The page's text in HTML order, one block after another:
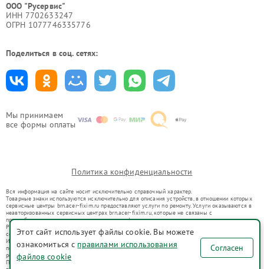
Мы принимаем
все формы оплаты
ООО "Русервис"
ИНН 7702633247
ОГРН 1077746335776
Поделиться в соц. сетях:
Политика конфиденциальности
Вся информация на сайте носит исключительно справочный характер.
Товарные знаки используются исключительно для описания устройств, в отношении которых
сервисные центры brn.acer-fixim.ru предоставляют услуги по ремонту. Услуги оказываются в
неавторизованных сервисных центрах brn.acer-fixim.ru, которые не связаны с
правообладателями товарных знаков или их официальными представителями.
Ремонт осуществляется для устройств, уже введенных в гражданский оборот в соответствии
со статьей 1487 ГК РФ.
Использование товарных знаков не преследует цели индивидуализации услуг или введения
потребителей в заблуждение, а служит для информирования о предоставляемых услугах по
ремонту техники указанных брендов.
Представленная на сайте информация не является публичной офертой, определяемой
Этот сайт использует файлы cookie. Вы можете
ознакомиться с правилами использования
файлов cookie
Согласен